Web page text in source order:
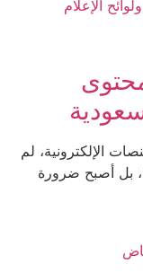
لم
أصبح ضرورة